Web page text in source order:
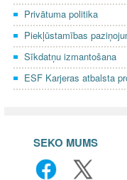
Privātuma politika
Piekļūstamības
Sīkdatņu izmantošana
ESF Karjeras atbalsta
SEKO MUMS